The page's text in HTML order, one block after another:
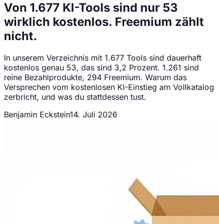
Von 1.677 KI-Tools sind nur 53
wirklich kostenlos. Freemium zählt
nicht.
In unserem Verzeichnis mit 1.677 Tools sind dauerhaft
kostenlos genau 53, das sind 3,2 Prozent. 1.261 sind
reine Bezahlprodukte, 294 Freemium. Warum das
Versprechen vom kostenlosen KI-Einstieg am Vollkatalog
zerbricht, und was du stattdessen tust.
Benjamin Eckstein14. Juli 2026